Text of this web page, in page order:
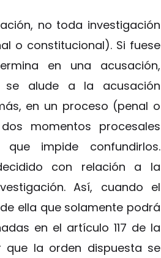
no toda investigación
o constitucional). Si fuese
en una acusación,
se alude a la acusación
en un proceso (penal o
momentos procesales
impide confundirlos.
con relación a la
Así, cuando el
ella que solamente podrá
en el artículo 117 de la
que la orden dispuesta se